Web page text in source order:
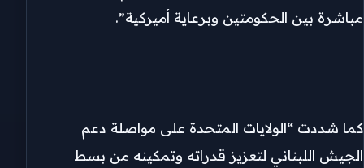
مباشرة بين الحكومتين وبرعاية أميركية”.
كما شددت “الولايات المتحدة على مواصلة دعم
الجيش اللبناني لتعزيز قدراته وتمكينه من بسط